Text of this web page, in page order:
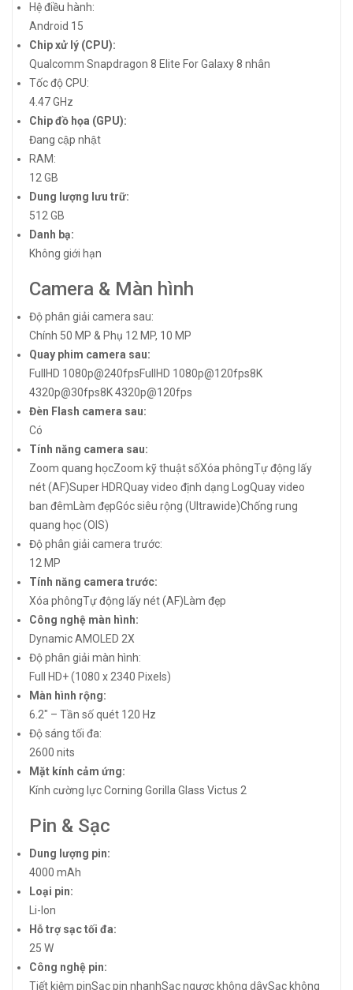
Hệ điều hành:
Android 15
Chip xử lý (CPU):
Qualcomm Snapdragon 8 Elite For Galaxy 8 nhân
Tốc độ CPU:
4.47 GHz
Chip đồ họa (GPU):
Đang cập nhật
RAM:
12 GB
Dung lượng lưu trữ:
512 GB
Danh bạ:
Không giới hạn
Camera & Màn hình
Độ phân giải camera sau:
Chính 50 MP & Phụ 12 MP, 10 MP
Quay phim camera sau:
FullHD 1080p@240fpsFullHD 1080p@120fps8K
4320p@30fps8K 4320p@120fps
Đèn Flash camera sau:
Có
Tính năng camera sau:
Zoom quang họcZoom kỹ thuật sốXóa phôngTự động lấy
nét (AF)Super HDRQuay video định dạng LogQuay video
ban đêm Làm đẹpGóc siêu rộng (Ultrawide)Chống rung
quang học (OIS)
Độ phân giải camera trước:
12 MP
Tính năng camera trước:
Xóa phôngTự động lấy nét (AF)Làm đẹp
Công nghệ màn hình:
Dynamic AMOLED 2X
Độ phân giải màn hình:
Full HD+ (1080 x 2340 Pixels)
Màn hình rộng:
6.2″ – Tần số quét 120 Hz
Độ sáng tối đa:
2600 nits
Mặt kính cảm ứng:
Kính cường lực Corning Gorilla Glass Victus 2
Pin & Sạc
Dung lượng pin:
4000 mAh
Loại pin:
Li-Ion
Hỗ trợ sạc tối đa:
25 W
Công nghệ pin:
Tiết kiệm pinSạc pin nhanhSạc ngược không dâySạc không